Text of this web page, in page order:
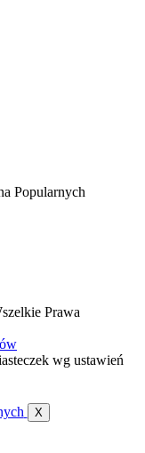
Popularnych
Prawa
wg ustawień
X